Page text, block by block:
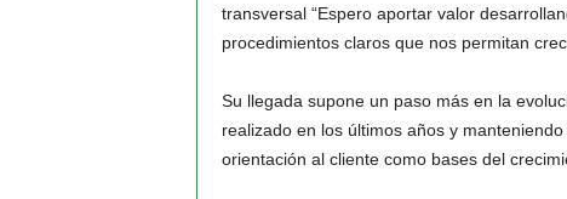
transversal “Espero aportar valor
procedimientos claros que nos permitan
Su llegada supone un paso más en la
realizado en los últimos años y
orientación al cliente como bases del